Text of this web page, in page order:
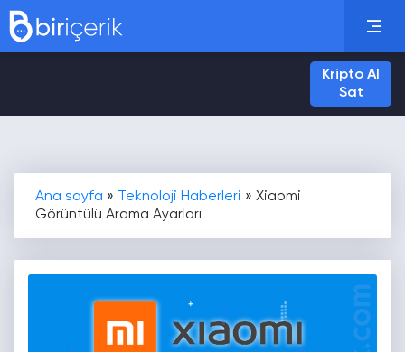
Kripto Al
Sat
Ana sayfa » Teknoloji Haberleri » Xiaomi
Görüntülü Arama Ayarları